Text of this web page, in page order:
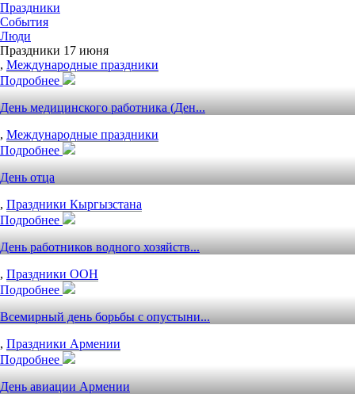
Праздники
События
Люди
Праздники 17 июня
, Международные праздники
Подробнее
День медицинского работника (Ден...
, Международные праздники
Подробнее
День отца
, Праздники Кыргызстана
Подробнее
День работников водного хозяйств...
, Праздники ООН
Подробнее
Всемирный день борьбы с опустыни...
, Праздники Армении
Подробнее
День авиации Армении